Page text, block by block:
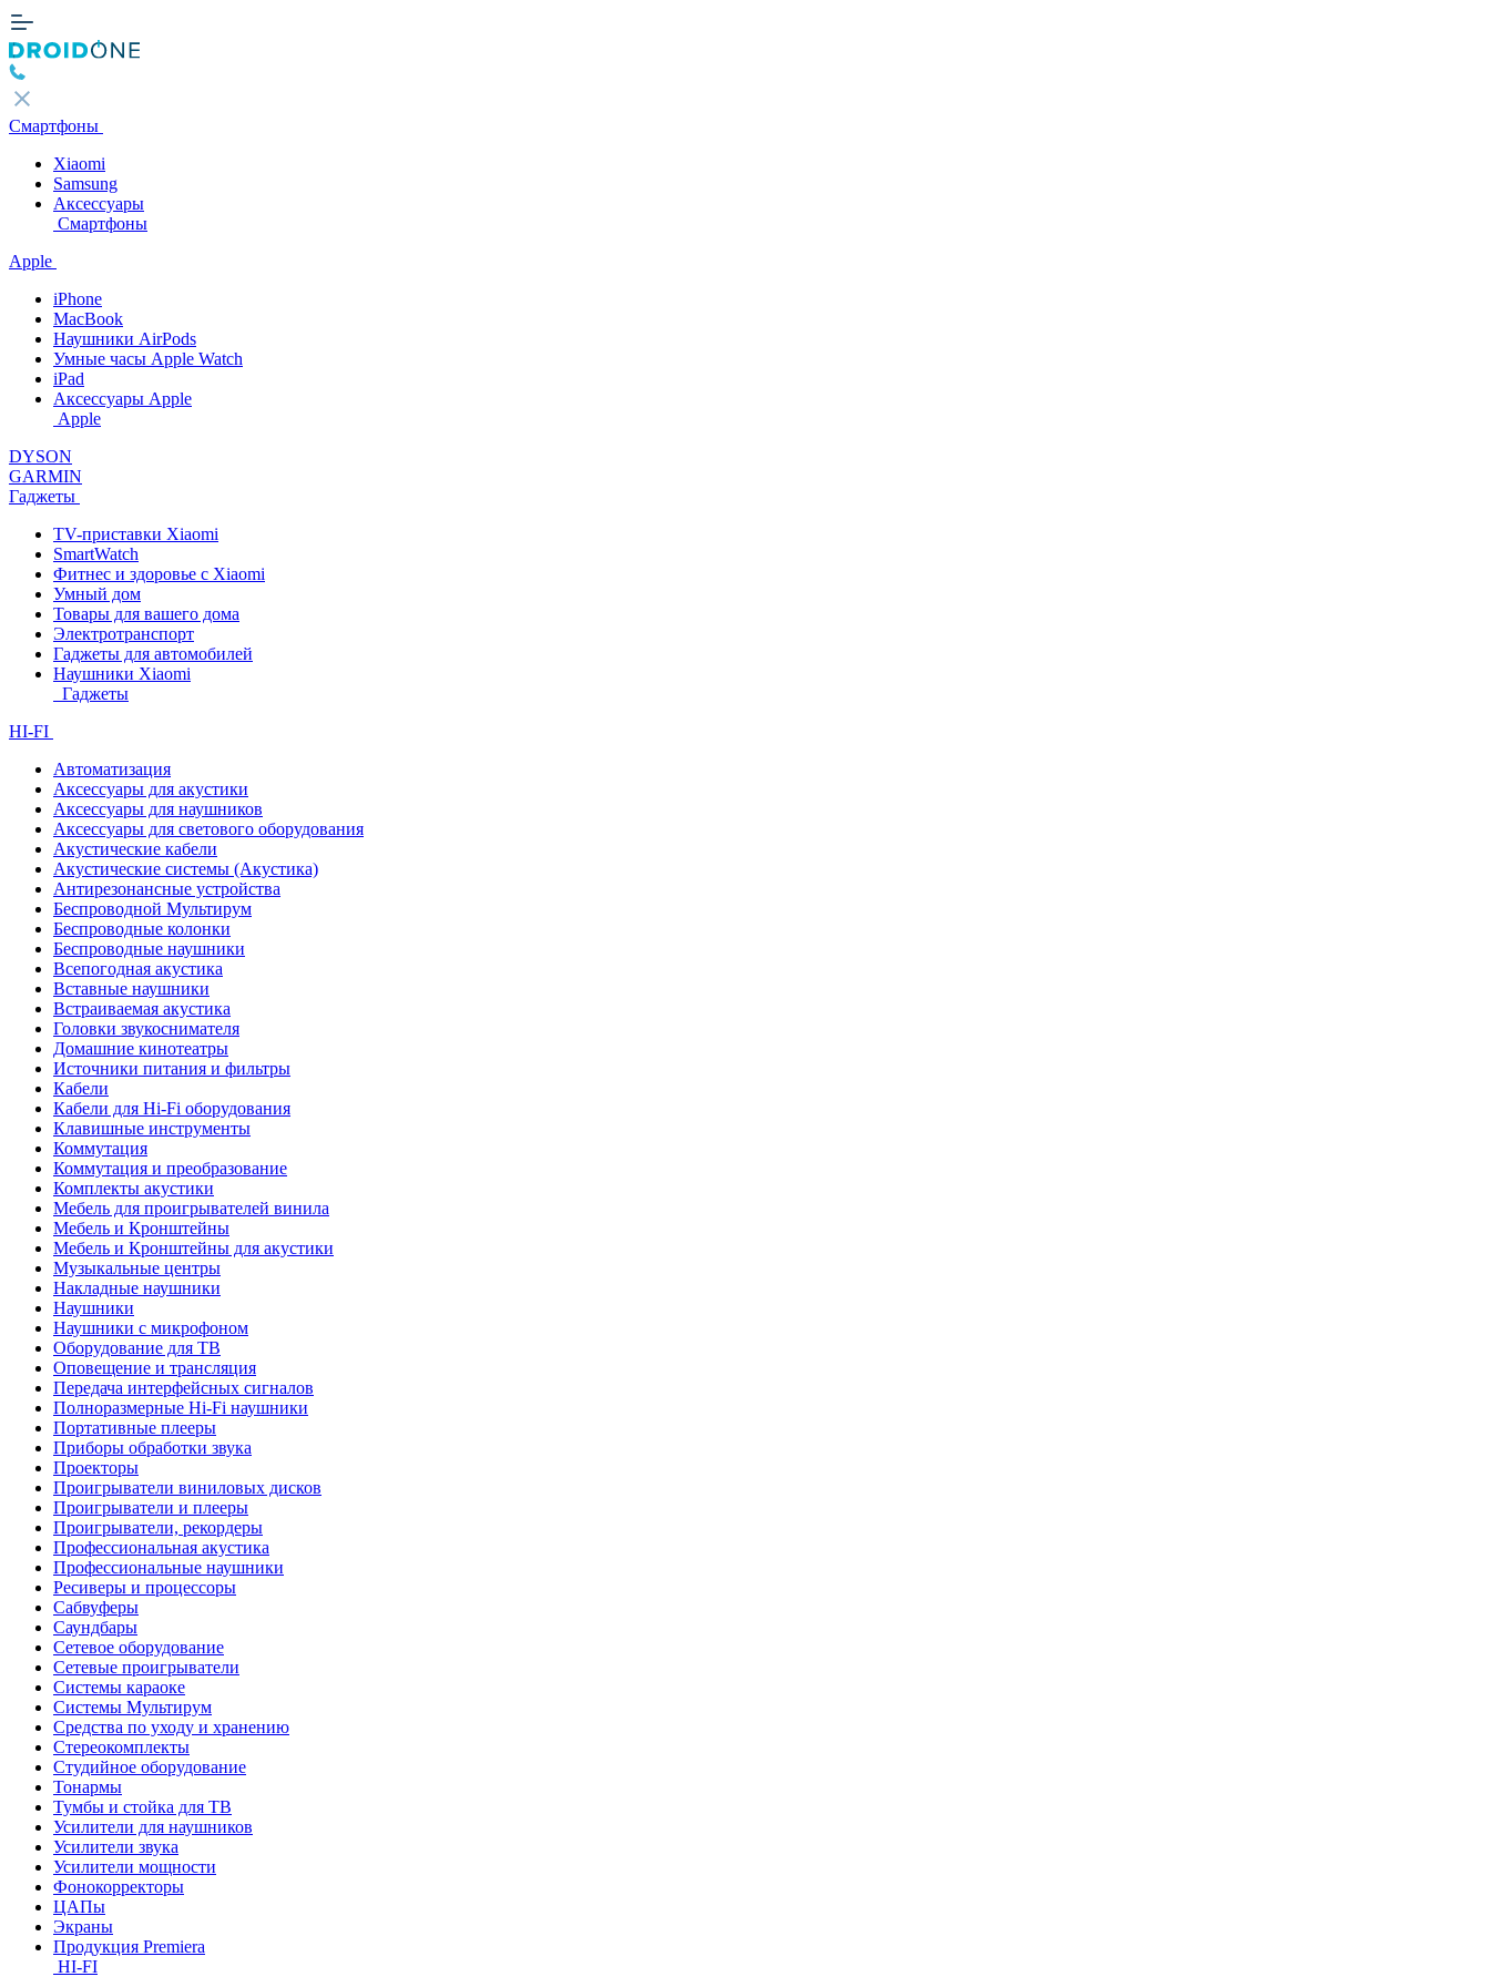
Смартфоны
Xiaomi
Samsung
Аксессуары
Смартфоны
Apple
iPhone
MacBook
Наушники AirPods
Умные часы Apple Watch
iPad
Аксессуары Apple
Apple
DYSON
GARMIN
Гаджеты
TV-приставки Xiaomi
SmartWatch
Фитнес и здоровье с Xiaomi
Умный дом
Товары для вашего дома
Электротранспорт
Гаджеты для автомобилей
Наушники Xiaomi
Гаджеты
HI-FI
Автоматизация
Аксессуары для акустики
Аксессуары для наушников
Аксессуары для светового оборудования
Акустические кабели
Акустические системы (Акустика)
Антирезонансные устройства
Беспроводной Мультирум
Беспроводные колонки
Беспроводные наушники
Всепогодная акустика
Вставные наушники
Встраиваемая акустика
Головки звукоснимателя
Домашние кинотеатры
Источники питания и фильтры
Кабели
Кабели для Hi-Fi оборудования
Клавишные инструменты
Коммутация
Коммутация и преобразование
Комплекты акустики
Мебель для проигрывателей винила
Мебель и Кронштейны
Мебель и Кронштейны для акустики
Музыкальные центры
Накладные наушники
Наушники
Наушники с микрофоном
Оборудование для ТВ
Оповещение и трансляция
Передача интерфейсных сигналов
Полноразмерные Hi-Fi наушники
Портативные плееры
Приборы обработки звука
Проекторы
Проигрыватели виниловых дисков
Проигрыватели и плееры
Проигрыватели, рекордеры
Профессиональная акустика
Профессиональные наушники
Ресиверы и процессоры
Сабвуферы
Саундбары
Сетевое оборудование
Сетевые проигрыватели
Системы караоке
Системы Мультирум
Средства по уходу и хранению
Стереокомплекты
Студийное оборудование
Тонармы
Тумбы и стойка для ТВ
Усилители для наушников
Усилители звука
Усилители мощности
Фонокорректоры
ЦАПы
Экраны
Продукция Premiera
HI-FI